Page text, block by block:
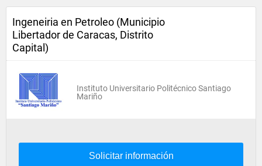
Ingeneiria en Petroleo (Municipio
Libertador de Caracas, Distrito
Capital)
Instituto Universitario Politécnico Santiago
Mariño
Solicitar información